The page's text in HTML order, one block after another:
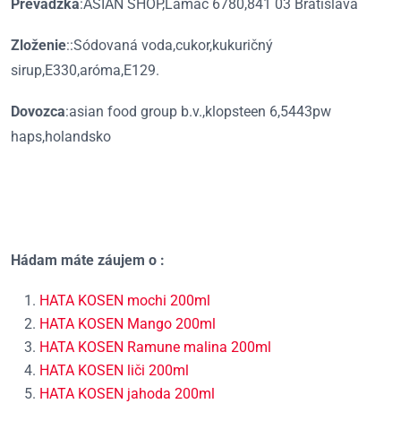
Prevádzka:ASIAN SHOP,Lamač 6780,841 03 Bratislava
Zloženie::Sódovaná voda,cukor,kukuričný
sirup,E330,aróma,E129.
Dovozca:asian food group b.v.,klopsteen 6,5443pw
haps,holandsko
Hádam máte záujem o :
HATA KOSEN mochi 200ml
HATA KOSEN Mango 200ml
HATA KOSEN Ramune malina 200ml
HATA KOSEN liči 200ml
HATA KOSEN jahoda 200ml